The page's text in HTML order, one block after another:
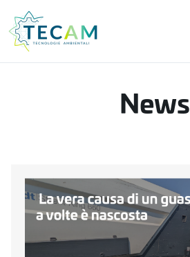
Skip to main content
News